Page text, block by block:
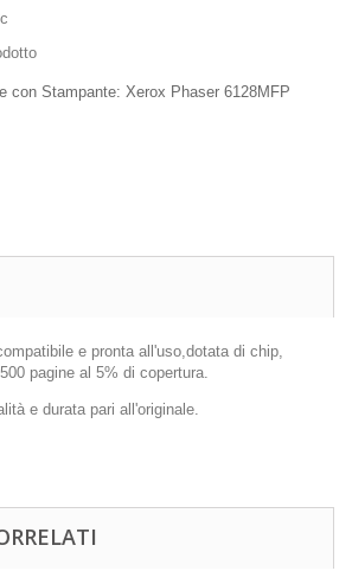
con Stampante: Xerox Phaser 6128MFP
e pronta all'uso,dotata di chip,
pagine al 5% di copertura.
e durata pari all'originale.